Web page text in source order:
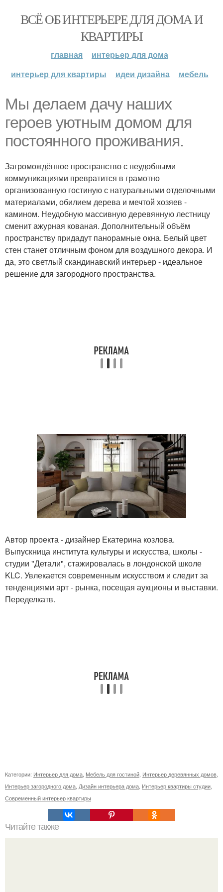
ВСЁ ОБ ИНТЕРЬЕРЕ ДЛЯ ДОМА И
КВАРТИРЫ
главная
интерьер для дома
интерьер для квартиры
идеи дизайна мебель
Мы делаем дачу наших
героев уютным домом для
постоянного проживания.
Загромождённое пространство с неудобными
коммуникациями превратится в грамотно
организованную гостиную с натуральными отделочными
материалами, обилием дерева и мечтой хозяев -
камином. Неудобную массивную деревянную лестницу
сменит ажурная кованая. Дополнительный объём
пространству придадут панорамные окна. Белый цвет
стен станет отличным фоном для воздушного декора. И
да, это светлый скандинавский интерьер - идеальное
решение для загородного пространства.
Автор проекта - дизайнер Екатерина козлова.
Выпускница института культуры и искусства, школы -
студии "Детали", стажировалась в лондонской школе
KLC. Увлекается современным искусством и следит за
тенденциями арт - рынка, посещая аукционы и выставки.
Переделкатв.
Категории: Интерьер для дома Мебель для гостиной Интерьер деревянных домов
Интерьер загородного дома Дизайн интерьера дома Интерьер квартиры студии
Современный интерьер квартиры
Читайте также